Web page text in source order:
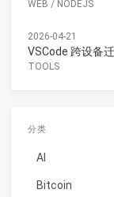
WEB / NODEJS
2026-04-21
VSCode 跨设备
TOOLS
分类
AI
Bitcoin